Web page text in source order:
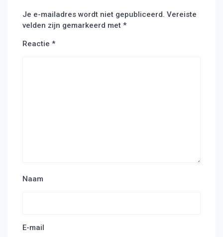
Je e-mailadres wordt niet gepubliceerd. Vereiste
velden zijn gemarkeerd met *
Reactie *
Naam
E-mail